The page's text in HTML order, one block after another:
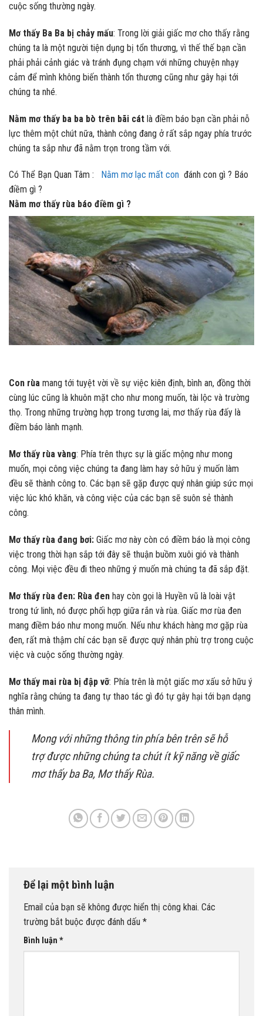
cuộc sống thường ngày.
Mơ thấy Ba Ba bị chảy mấu: Trong lời giải giấc mơ cho thấy rằng
chúng ta là một người tiện dụng bị tổn thương, vì thế thế bạn cần
phải phải cảnh giác và tránh đụng chạm với những chuyện nhạy
cảm để mình không biến thành tổn thương cũng như gây hại tới
chúng ta nhé.
Nằm mơ thấy ba ba bò trên bãi cát là điềm báo bạn cần phải nỗ
lực thêm một chút nữa, thành công đang ở rất sắp ngay phía trước
chúng ta sắp như đã nằm trọn trong tầm với.
Có Thể Bạn Quan Tâm : Nằm mơ lạc mất con đánh con gì ? Báo
điềm gì ?
Nằm mơ thấy rùa báo điềm gì ?
Con rùa mang tới tuyệt vời về sự việc kiên định, bình an, đồng thời
cùng lúc cũng là khuôn mặt cho như mong muốn, tài lộc và trường
thọ. Trong những trường hợp trong tương lai, mơ thấy rùa đấy là
điềm báo lành mạnh.
Mơ thấy rùa vàng: Phía trên thực sự là giấc mộng như mong
muốn, mọi công việc chúng ta đang làm hay sở hữu ý muốn làm
đều sẽ thành công to. Các bạn sẽ gặp được quý nhân giúp sức mọi
việc lúc khó khăn, và công việc của các bạn sẽ suôn sẻ thành
công.
Mơ thấy rùa đang bơi: Giấc mơ này còn có điềm báo là mọi công
việc trong thời hạn sắp tới đây sẽ thuận buồm xuôi gió và thành
công. Mọi việc đều đi theo những ý muốn mà chúng ta đã sắp đặt.
Mơ thấy rùa đen: Rùa đen hay còn gọi là Huyền vũ là loài vật
trong tứ linh, nó được phối hợp giữa rắn và rùa. Giấc mơ rùa đen
mang điềm báo như mong muốn. Nếu như khách hàng mơ gặp rùa
đen, rất mà thậm chí các bạn sẽ được quý nhân phù trợ trong cuộc
việc và cuộc sống thường ngày.
Mơ thấy mai rùa bị đập vỡ: Phía trên là một giấc mơ xấu sở hữu ý
nghĩa rằng chúng ta đang tự thao tác gì đó tự gây hại tới bạn dạng
thân mình.
Mong với những thông tin phía bên trên sẽ hỗ
trợ được những chúng ta chút ít kỹ năng về giấc
mơ thấy ba Ba, Mơ thấy Rùa.
Để lại một bình luận
Email của bạn sẽ không được hiển thị công khai. Các
trường bắt buộc được đánh dấu *
Bình luận *